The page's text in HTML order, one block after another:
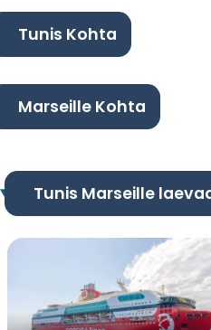
Tunis Kohta
Marseille Kohta
Tunis Marseille